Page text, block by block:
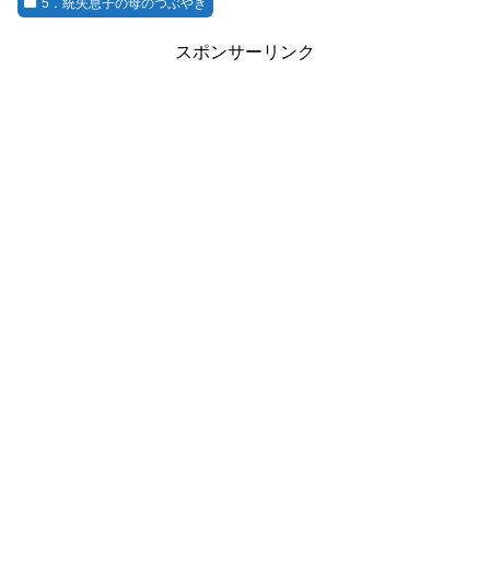
5．統失息子の母のつぶやき
スポンサーリンク